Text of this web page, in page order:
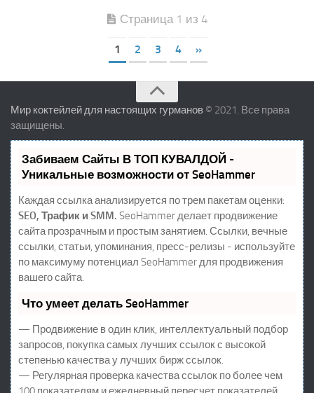
Страница 1 из 4
1 2 3 4 »
Мир коктейлей для настоящих гурманов © 2021. Все права
защищены.
Забиваем Сайты В ТОП КУВАЛДОЙ -
Уникальные возможности от SeoHammer
Каждая ссылка анализируется по трем пакетам оценки:
SEO, Трафик и SMM. SeoHammer делает продвижение
сайта прозрачным и простым занятием. Ссылки, вечные
ссылки, статьи, упоминания, пресс-релизы - используйте
по максимуму потенциал SeoHammer для продвижения
вашего сайта.
Что умеет делать SeoHammer
— Продвижение в один клик, интеллектуальный подбор
запросов, покупка самых лучших ссылок с высокой
степенью качества у лучших бирж ссылок.
— Регулярная проверка качества ссылок по более чем